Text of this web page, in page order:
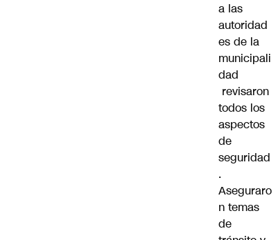
a las
autoridad
es de la
municipali
dad
revisaron
todos los
aspectos
de
seguridad
.
Aseguraro
n temas
de